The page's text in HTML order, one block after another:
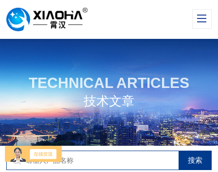
TECHNICAL ARTICLES
技术文章